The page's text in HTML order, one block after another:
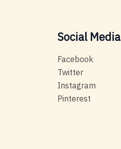
Social Media
Facebook
Twitter
Instagram
Pinterest